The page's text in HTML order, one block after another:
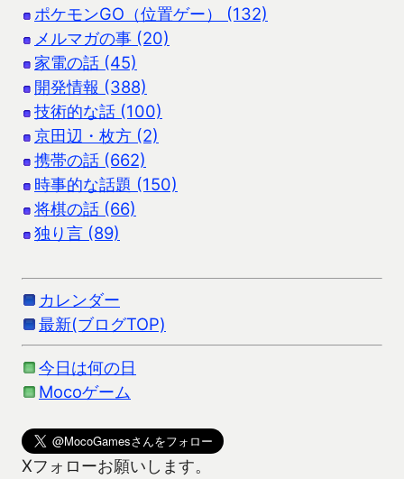
ポケモンGO（位置ゲー） (132)
メルマガの事 (20)
家電の話 (45)
開発情報 (388)
技術的な話 (100)
京田辺・枚方 (2)
携帯の話 (662)
時事的な話題 (150)
将棋の話 (66)
独り言 (89)
カレンダー
最新(ブログTOP)
今日は何の日
Mocoゲーム
Xフォローお願いします。